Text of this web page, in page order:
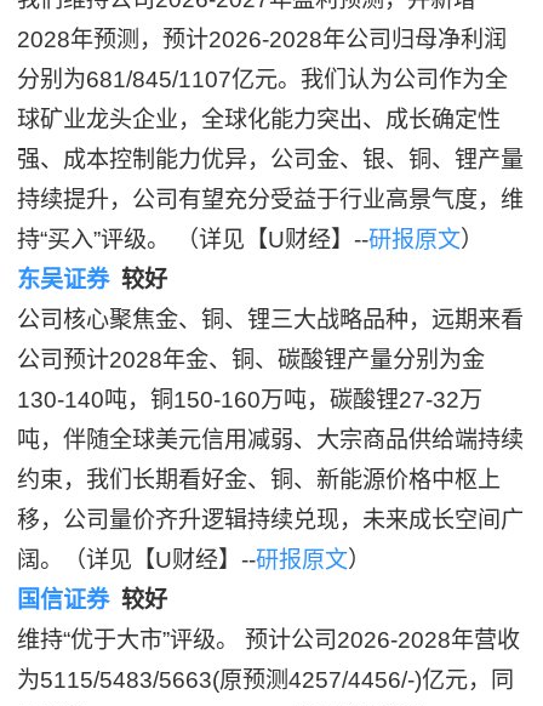
2028年预测，预计2026-2028年公司归母净利润
分别为681/845/1107亿元。我们认为公司作为全
球矿业龙头企业，全球化能力突出、成长确定性
强、成本控制能力优异，公司金、银、铜、锂产量
持续提升，公司有望充分受益于行业高景气度，维
持“买入”评级。 （详见【U财经】--研报原文）
东吴证券较好
公司核心聚焦金、铜、锂三大战略品种，远期来看
公司预计2028年金、铜、碳酸锂产量分别为金
130-140吨，铜150-160万吨，碳酸锂27-32万
吨，伴随全球美元信用减弱、大宗商品供给端持续
约束，我们长期看好金、铜、新能源价格中枢上
移，公司量价齐升逻辑持续兑现，未来成长空间广
阔。（详见【U财经】--研报原文）
国信证券较好
维持“优于大市”评级。 预计公司2026-2028年营收
为5115/5483/5663(原预测4257/4456/-)亿元，同